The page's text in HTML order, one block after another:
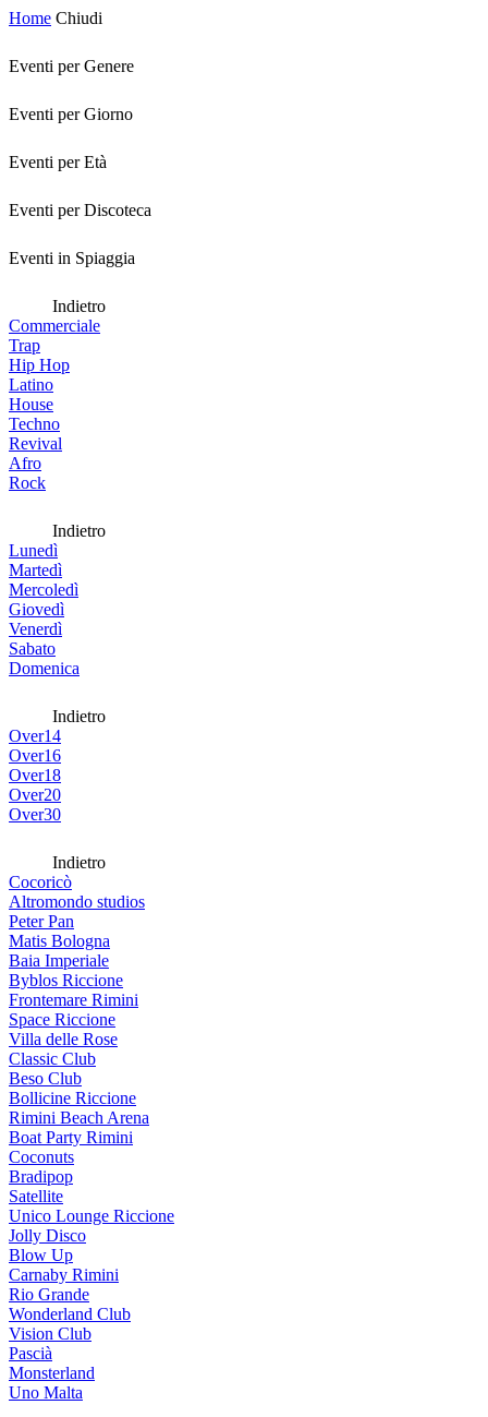
Home Chiudi
Eventi per Genere
Eventi per Giorno
Eventi per Età
Eventi per Discoteca
Eventi in Spiaggia
Indietro
Commerciale
Trap
Hip Hop
Latino
House
Techno
Revival
Afro
Rock
Indietro
Lunedì
Martedì
Mercoledì
Giovedì
Venerdì
Sabato
Domenica
Indietro
Over14
Over16
Over18
Over20
Over30
Indietro
Cocoricò
Altromondo studios
Peter Pan
Matis Bologna
Baia Imperiale
Byblos Riccione
Frontemare Rimini
Space Riccione
Villa delle Rose
Classic Club
Beso Club
Bollicine Riccione
Rimini Beach Arena
Boat Party Rimini
Coconuts
Bradipop
Satellite
Unico Lounge Riccione
Jolly Disco
Blow Up
Carnaby Rimini
Rio Grande
Wonderland Club
Vision Club
Pascià
Monsterland
Uno Malta